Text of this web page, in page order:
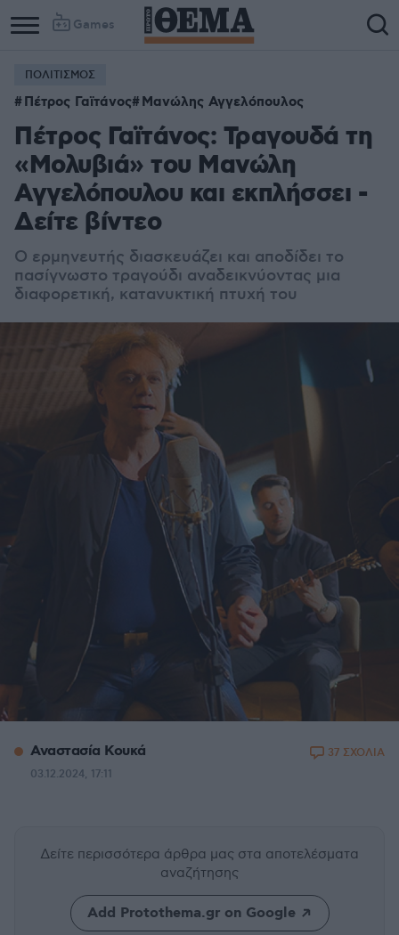
Games
ΠΟΛΙΤΙΣΜΟΣ
Πέτρος Γαϊτάνος Μανώλης Αγγελόπουλος
Πέτρος Γαϊτάνος: Τραγουδά τη
«Μολυβιά» του Μανώλη
Αγγελόπουλου και εκπλήσσει -
Δείτε βίντεο
Ο ερμηνευτής διασκευάζει και αποδίδει το
πασίγνωστο τραγούδι αναδεικνύοντας μια
διαφορετική, κατανυκτική πτυχή του
Αναστασία Κουκά
03.12.2024, 17:11
37 ΣΧΟΛΙΑ
Δείτε περισσότερα άρθρα μας στα αποτελέσματα
αναζήτησης
Add Protothema.gr on Google